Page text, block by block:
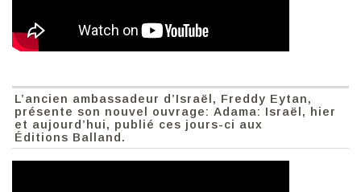
L’ancien ambassadeur d’Israël, Freddy Eytan,
présente son nouvel ouvrage: Adama: Israël, hier
et aujourd’hui, publié ces jours-ci aux
Éditions Balland.